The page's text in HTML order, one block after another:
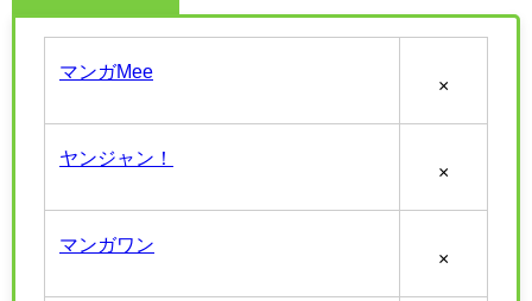
マンガMee
×
ヤンジャン！
×
マンガワン
×